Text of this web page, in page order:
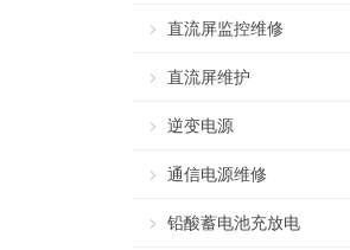
直流屏监控维修
直流屏维护
逆变电源
通信电源维修
铅酸蓄电池充放电